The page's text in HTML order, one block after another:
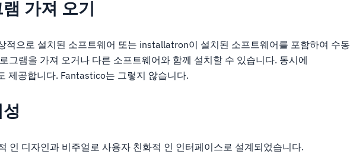
가져 오기
적으로 설치된 소프트웨어 또는 installatron이 설치된 소프트웨어를 포함하여 수동
그램을 가져 오거나 다른 소프트웨어와 함께 설치할 수 있습니다. 동시에
제공합니다. Fantastico는 그렇지 않습니다.
인 디자인과 비주얼로 사용자 친화적 인 인터페이스로 설계되었습니다.